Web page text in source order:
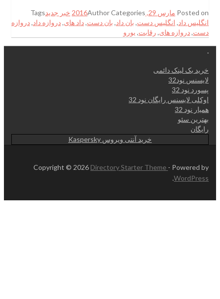
Posted on مارس 29, 2016 AuthorCategories خبر جدیدTags
انگلیس داد, انگلیس دست, بان داد, بان دست,داد های,دروازه داد,دروازه
دست,دروازه های, رقابت, یورو
.
خرید بک لینک دائمی
لایسنس نود32
پسورد نود 32
اوکلی لایسنس رایگان نود 32
همیار نود 32
بهترین سئو
رایگان
خرید آنتی ویروس Kaspersky
Copyright © 2026 Directory Starter Theme - Powered by
WordPress
.